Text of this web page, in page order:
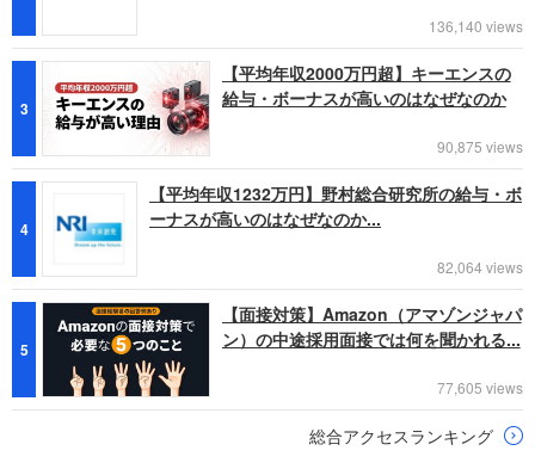
136,140 views
3
【平均年収2000万円超】キーエンスの
給与・ボーナスが高いのはなぜなのか
90,875 views
4
【平均年収1232万円】野村総合研究所の給与・ボ
ーナスが高いのはなぜなのか...
82,064 views
5
【面接対策】Amazon（アマゾンジャパ
ン）の中途採用面接では何を聞かれる...
77,605 views
総合アクセスランキング